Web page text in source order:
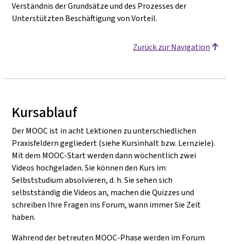
Verständnis der Grundsätze und des Prozesses der
Unterstützten Beschäftigung von Vorteil.
Zurück zur Navigation
Kursablauf
Der MOOC ist in acht Lektionen zu unterschiedlichen
Praxisfeldern gegliedert (siehe Kursinhalt bzw. Lernziele).
Mit dem MOOC-Start werden dann wöchentlich zwei
Videos hochgeladen. Sie können den Kurs im
Selbststudium absolvieren, d. h. Sie sehen sich
selbstständig die Videos an, machen die Quizzes und
schreiben Ihre Fragen ins Forum, wann immer Sie Zeit
haben.
Während der betreuten MOOC-Phase werden im Forum